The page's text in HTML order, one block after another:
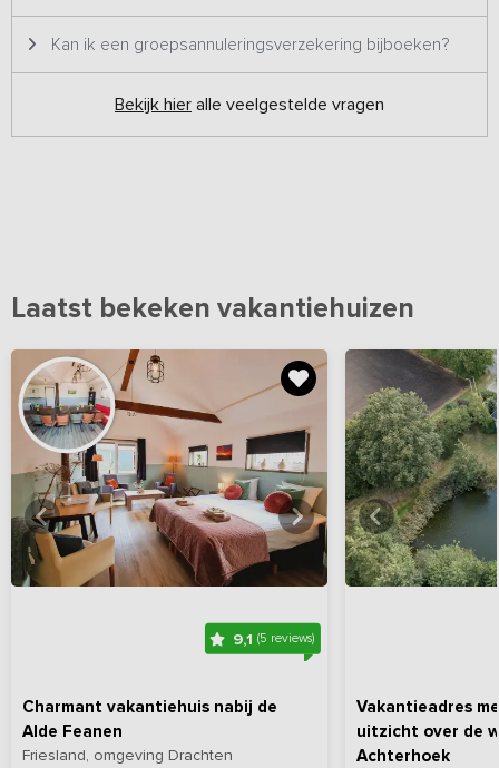
Kan ik een groepsannuleringsverzekering bijboeken?
Bekijk hier alle veelgestelde vragen
Laatst bekeken vakantiehuizen
9,1 (5 reviews)
Charmant vakantiehuis nabij de
Alde Feanen
Friesland, omgeving Drachten
Bekijkhieralle foto's
Vakantieadres
uitzicht over de
Achterhoek
Bekijk